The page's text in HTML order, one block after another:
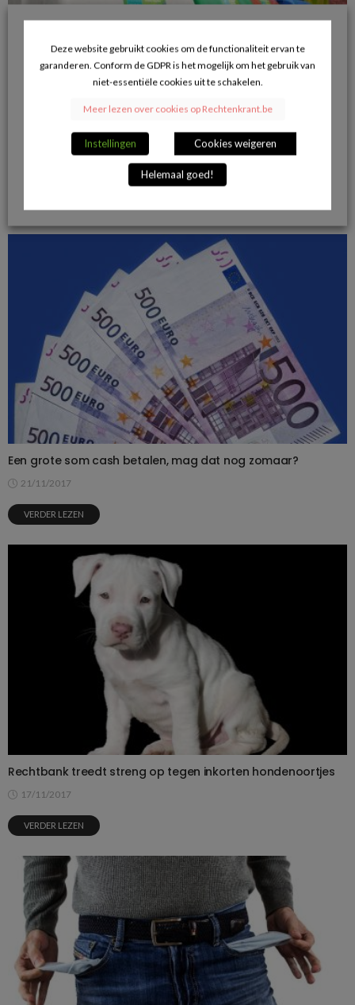
Nieuwe subsidies: binnenkort ook een recyclagepark in jouw
Een grote som cash betalen, mag dat nog zomaar?
21/11/2017
VERDER LEZEN
Rechtbank treedt streng op tegen inkorten hondenoortjes
17/11/2017
VERDER LEZEN
Deze website gebruikt cookies om de functionaliteit ervan te
garanderen. Conform de GDPR is het mogelijk om het gebruik van
niet-essentiële cookies uit te schakelen.
Meer lezen over cookies op Rechtenkrant.be
Instellingen Cookies weigeren
Helemaal goed!